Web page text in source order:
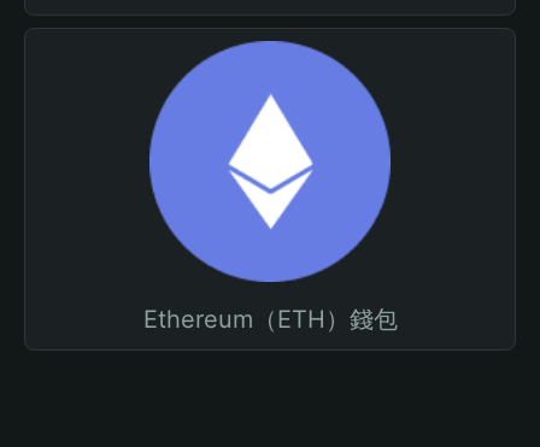
Ethereum（ETH）錢包